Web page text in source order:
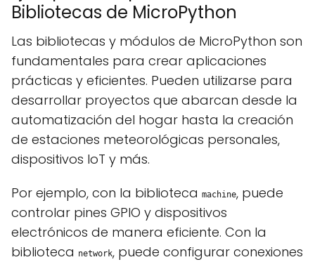
Bibliotecas de MicroPython
Las bibliotecas y módulos de MicroPython son
fundamentales para crear aplicaciones
prácticas y eficientes. Pueden utilizarse para
desarrollar proyectos que abarcan desde la
automatización del hogar hasta la creación
de estaciones meteorológicas personales,
dispositivos IoT y más.
Por ejemplo, con la biblioteca machine, puede
controlar pines GPIO y dispositivos
electrónicos de manera eficiente. Con la
biblioteca network, puede configurar conexiones